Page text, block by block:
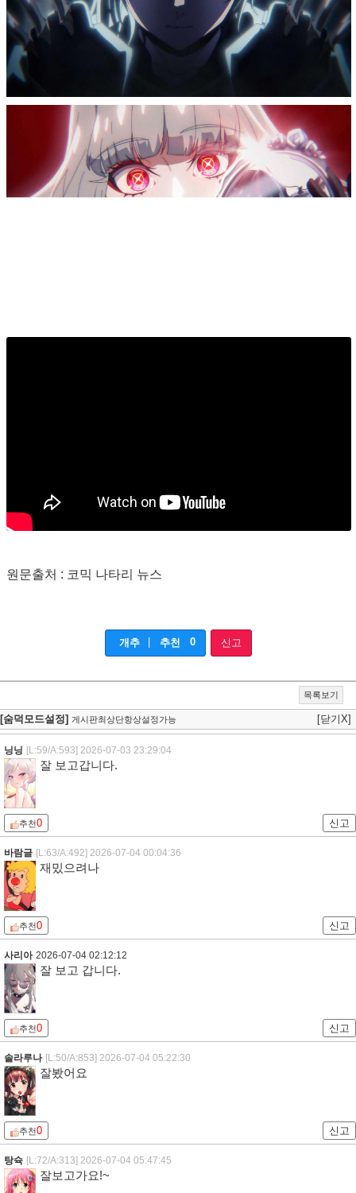
원문출처 : 코믹 나타리 뉴스
개추 추천 0 신고
목록보기
[숨덕모드설정] 게시판최상단항상설정가능 [닫기X]
닝닝 [L:59/A:593] 2026-07-03 23:29:04
잘 보고갑니다.
추천0 신고
바람글 [L:63/A:492] 2026-07-04 00:04:36
재밌으려나
추천0 신고
사리아 2026-07-04 02:12:12
잘 보고 갑니다.
추천0 신고
솔라루나 [L:50/A:853] 2026-07-04 05:22:30
잘봤어요
추천0 신고
탕슉 [L:72/A:313] 2026-07-04 05:47:45
잘보고가요!~